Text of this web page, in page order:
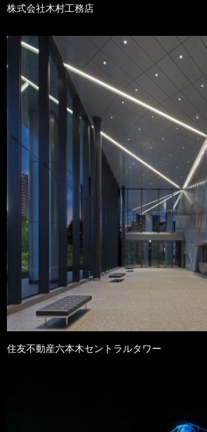
株式会社木村工務店
住友不動産六本木セントラルタワー